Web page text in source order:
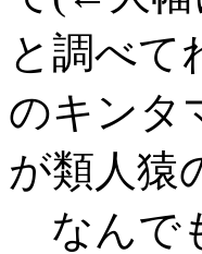
と調べて
のキンタ
が類人猿
なんで